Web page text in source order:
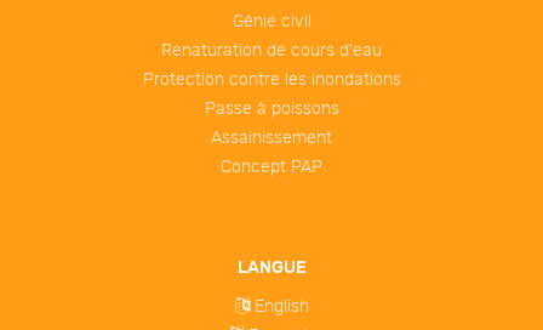
Génie civil
Renaturation de cours d'eau
Protection contre les inondations
Passe à poissons
Assainissement
Concept PAP
LANGUE
English